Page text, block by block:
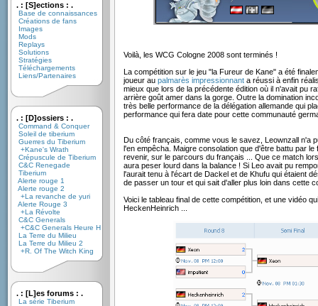
. : [S]ections : .
Base de connaissances
Créations de fans
Images
Mods
Replays
Solutions
Stratégies
Téléchargements
Liens/Partenaires
. : [D]ossiers : .
Command & Conquer
Soleil de tiberium
Guerres du Tiberium
+Kane's Wrath
Crépuscule de Tiberium
C&C Renegade
Tiberium
Alerte rouge 1
Alerte rouge 2
+La revanche de yuri
Alerte Rouge 3
+La Révolte
C&C Generals
+C&C Generals Heure H
La Terre du Milieu
La Terre du Milieu 2
+R. Of The Witch King
. : [L]es forums : .
La série Tiberium
Voilà, les WCG Cologne 2008 sont terminés !
La compétition sur le jeu "la Fureur de Kane" a été
joueur au palmarès impressionnanta réussi à enfin
mieux que lors de la précédente édition où il n'avait pu
arrière goût amer dans la gorge. Outre la domination
très belle performance de la délégation allemande qui
performance qui fera date pour cette communauté
Du côté français, comme vous le savez, Leownzall n'a
l'en empêcha. Maigre consolation que d'être battu par
revenir, sur le parcours du français ... Que ce match
aura peser lourd dans la balance ! Si Leo avait pu
l'aurait tenu à l'écart de Dackel et de Khufu qui étaient
de passer un tour et qui sait d'aller plus loin dans cette
Voici le tableau final de cette compétition, et une vidéo
HeckenHeinrich ...